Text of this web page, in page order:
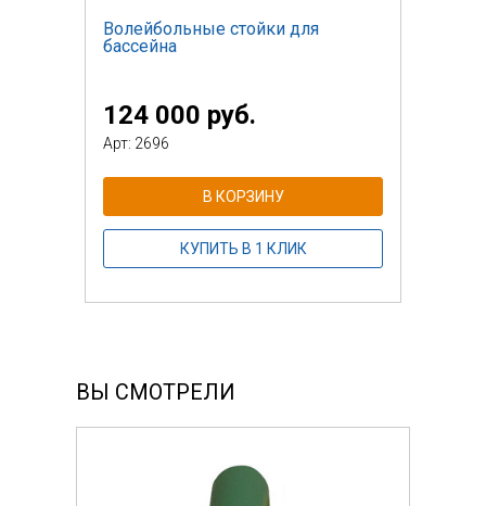
Волейбольные стойки для
бассейна
124 000 руб.
Арт: 2696
В КОРЗИНУ
КУПИТЬ В 1 КЛИК
ВЫ СМОТРЕЛИ